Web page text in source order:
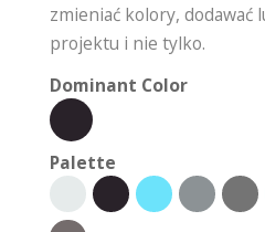
zmieniać kolory, dodawać
projektu i nie tylko.
Dominant Color
Palette